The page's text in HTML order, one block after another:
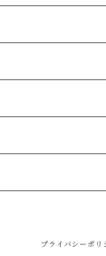
プライバシーポリ